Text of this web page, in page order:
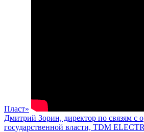
Пласт»
Дмитрий Зорин, директор по связям с
государственной власти, TDM